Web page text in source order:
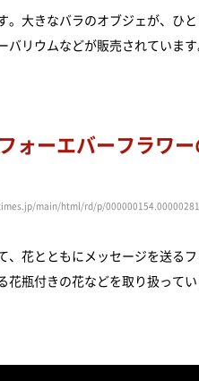
大きなバラのオブジェが、ひ
リウムなどが販売されています
ォーエバーフラワ
main/html/rd/p/
花とともにメッセージを送る
瓶付きの花などを取り扱って